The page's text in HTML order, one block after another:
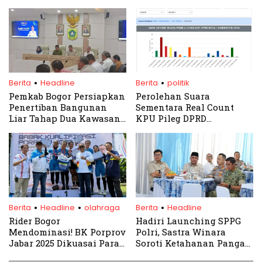
Penguatan Dewan
Pelayanan Samsat
Cibinong
Berita . Headline
Pemkab Bogor Persiapkan
Penertiban Bangunan
Liar Tahap Dua Kawasan
Berita . politik
Perolehan Suara
Sementara Real Count
KPU Pileg DPRD
Partai Gerindra Kuasai
Puncak Perolehan Suara
Berita . Headline . olahraga
Rider Bogor
Mendominasi! BK Porprov
Jabar 2025 Dikuasai Para
Berita . Headline
Hadiri Launching SPPG
Polri, Sastra Winara
Soroti Ketahanan Pangan